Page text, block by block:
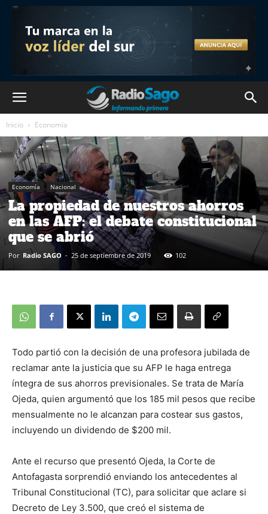
Inicio Economía
Economía Nacional
La propiedad de nuestros ahorros
en las AFP: el debate constitucional
que se abrió
Por Radio SAGO - 25 de septiembre de 2019 102
Todo partió con la decisión de una profesora jubilada de
reclamar ante la justicia que su AFP le haga entrega
íntegra de sus ahorros previsionales. Se trata de María
Ojeda, quien argumentó que los 185 mil pesos que recibe
mensualmente no le alcanzan para costear sus gastos,
incluyendo un dividendo de $200 mil.
Ante el recurso que presentó Ojeda, la Corte de
Antofagasta sorprendió enviando los antecedentes al
Tribunal Constitucional (TC), para solicitar que aclare si
Decreto de Ley 3.500, que creó el sistema de